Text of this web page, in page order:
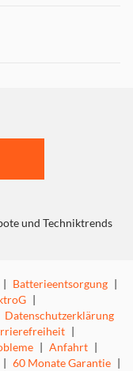
und Techniktrends
| Batterieentsorgung |
|
Datenschutzerklärung
|
| Anfahrt |
| 60 Monate Garantie |